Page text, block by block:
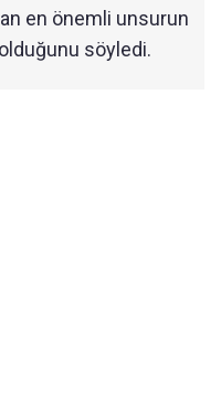
en önemli unsurun
söyledi.